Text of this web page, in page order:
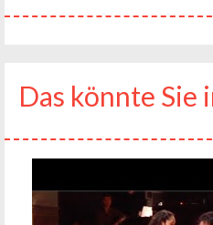
Das könnte Sie